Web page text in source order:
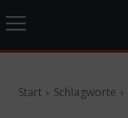
Start Schlagworte